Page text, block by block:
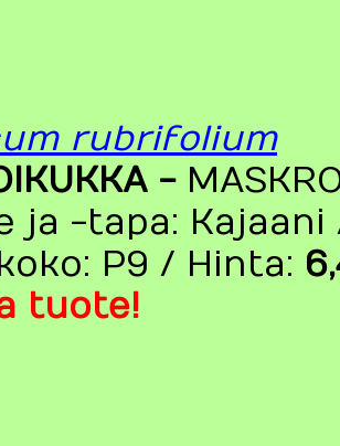
rubrifolium
-
ja -tapa:
P9 / Hinta:
tuote!